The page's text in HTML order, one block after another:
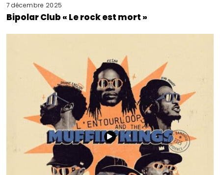
7 décembre 2025
Bipolar Club « Le rock est mort »